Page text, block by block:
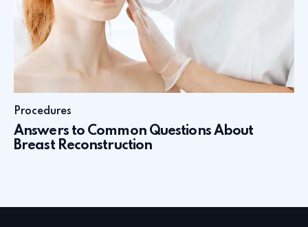
Procedures
Answers to Common Questions About
Breast Reconstruction